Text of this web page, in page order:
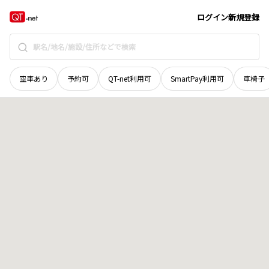
ログイン新規登録
空車あり 予約可 QT-net利用可 SmartPay利用可 車椅子
滋賀県